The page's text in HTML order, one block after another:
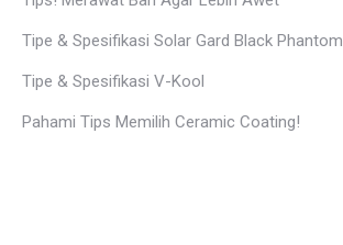
Tipe & Spesifikasi Solar Gard Black Phantom
Tipe & Spesifikasi V-Kool
Pahami Tips Memilih Ceramic Coating!